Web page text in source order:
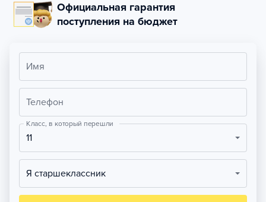
Официальная гарантия
поступления на бюджет
Имя
Телефон
Класс, в который перешли
11
Я старшеклассник